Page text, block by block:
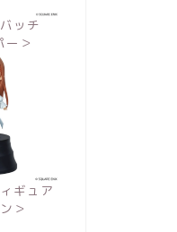
バッチ
ー＞
ギュア
＞